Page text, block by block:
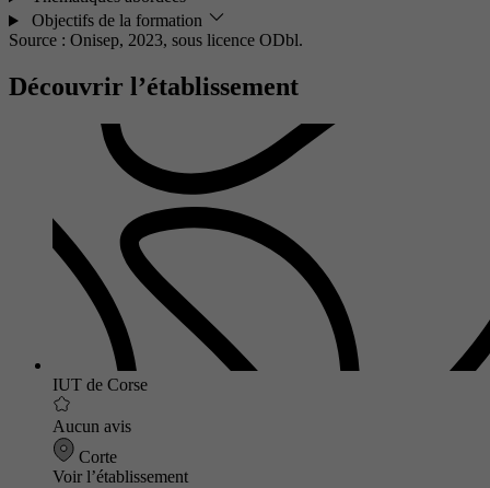
Objectifs de la formation
Source : Onisep, 2023, sous licence ODbl.
Découvrir l’établissement
IUT de Corse
Aucun avis
Corte
Voir l’établissement